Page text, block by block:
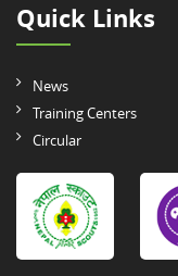
Quick Links
News
Training Centers
Circular